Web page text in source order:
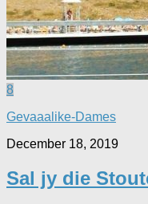
8
Gevaaalike-Dames
December 18, 2019
Sal jy die